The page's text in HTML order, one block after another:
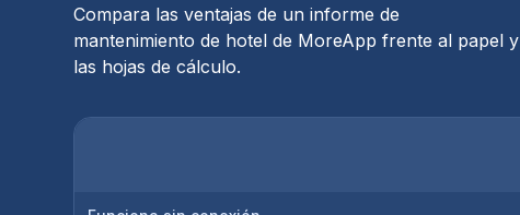
Compara las ventajas de un informe de
mantenimiento de hotel de MoreApp frente al papel y
las hojas de cálculo.